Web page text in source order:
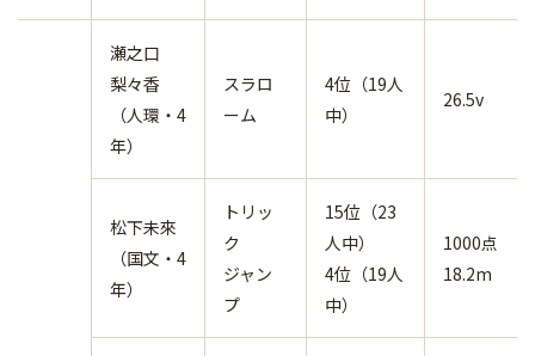
瀬之口
梨々香
（人環・4
年）
スラロ
ーム
4位（19人
中）
26.5v
松下未來
（国文・4
年）
トリッ
ク
ジャン
プ
15位（23
人中）
4位（19人
中）
1000点
18.2m